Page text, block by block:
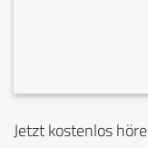
Jetzt kostenlos